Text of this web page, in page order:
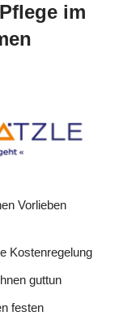
im
Vorlieben
Kostenregelung
guttun
festen